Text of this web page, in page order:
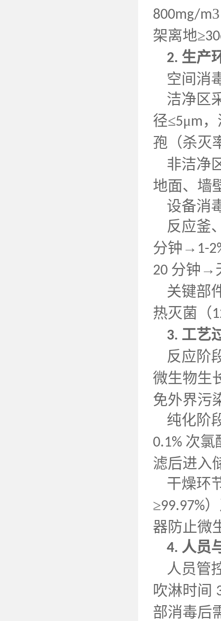
800mg/m
架离地≥
2. 生产
空间消
洁净区
径≤5μm
孢（杀灭
非洁净
地面、墙
设备消
反应釜
分钟→ 1-
20 分钟→
关键部
热灭菌（
3. 工艺
反应阶
微生物生
免外界污
纯化阶
0.1% 次氯
滤后进入
干燥环
≥99.97%
器防止微
4. 人员
人员管
吹淋时间
部消毒后